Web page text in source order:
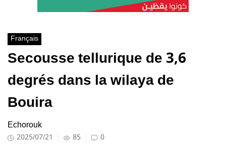
Français
Secousse tellurique de 3,6
degrés dans la wilaya de
Bouira
Echorouk
2025/07/21 85 0